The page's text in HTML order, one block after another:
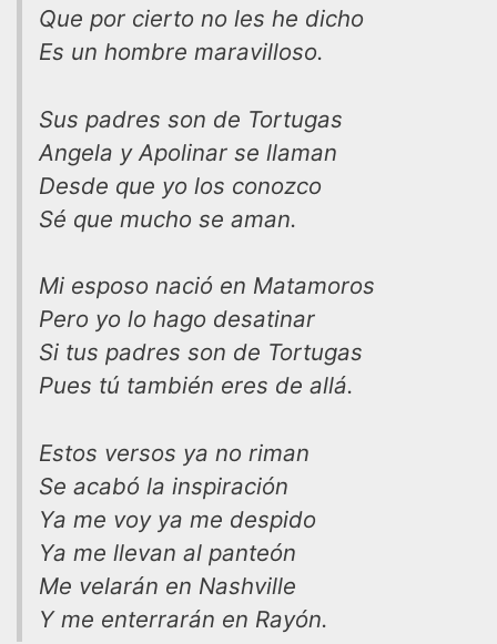
Que por cierto no les he dicho
Es un hombre maravilloso.
Sus padres son de Tortugas
Angela y Apolinar se llaman
Desde que yo los conozco
Sé que mucho se aman.
Mi esposo nació en Matamoros
Pero yo lo hago desatinar
Si tus padres son de Tortugas
Pues tú también eres de allá.
Estos versos ya no riman
Se acabó la inspiración
Ya me voy ya me despido
Ya me llevan al panteón
Me velarán en Nashville
Y me enterrarán en Rayón.